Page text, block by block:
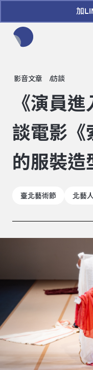
加
影音文章 訪談
《演員
談電影《
的服裝造
臺北藝術節 北藝